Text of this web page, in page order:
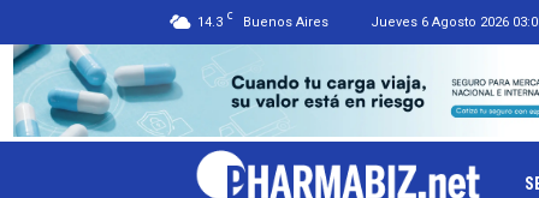
14.3 C Buenos Aires Jueves 6 Agosto 2026